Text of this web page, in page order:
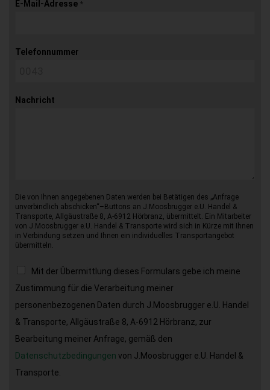
E-Mail-Adresse *
Telefonnummer
Nachricht
Die von Ihnen angegebenen Daten werden bei Betätigen des „Anfrage
unverbindlich abschicken“–Buttons an J.Moosbrugger e.U. Handel &
Transporte, Allgäustraße 8, A-6912 Hörbranz, übermittelt. Ein Mitarbeiter
von J.Moosbrugger e.U. Handel & Transporte wird sich in Kürze mit Ihnen
in Verbindung setzen und Ihnen ein individuelles Transportangebot
übermitteln.
Mit der Übermittlung dieses Formulars gebe ich meine
Zustimmung für die Verarbeitung meiner
personenbezogenen Daten durch J.Moosbrugger e.U. Handel
& Transporte, Allgäustraße 8, A-6912 Hörbranz, zur
Bearbeitung meiner Anfrage, gemäß den
Datenschutzbedingungen von J.Moosbrugger e.U. Handel &
Transporte.